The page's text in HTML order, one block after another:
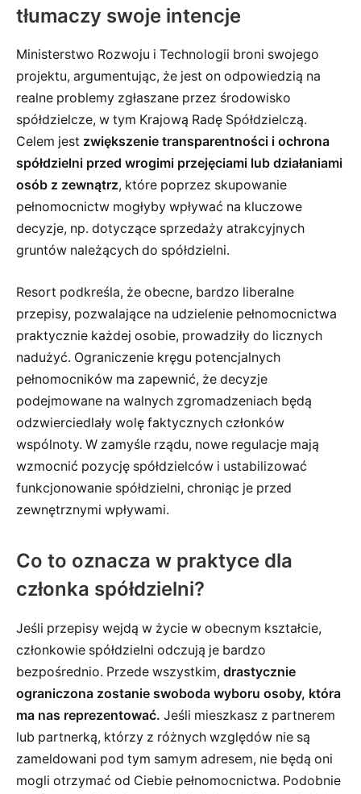
tłumaczy swoje intencje
Ministerstwo Rozwoju i Technologii broni swojego
projektu, argumentując, że jest on odpowiedzią na
realne problemy zgłaszane przez środowisko
spółdzielcze, w tym Krajową Radę Spółdzielczą.
Celem jest zwiększenie transparentności i ochrona
spółdzielni przed wrogimi przejęciami lub działaniami
osób z zewnątrz, które poprzez skupowanie
pełnomocnictw mogłyby wpływać na kluczowe
decyzje, np. dotyczące sprzedaży atrakcyjnych
gruntów należących do spółdzielni.
Resort podkreśla, że obecne, bardzo liberalne
przepisy, pozwalające na udzielenie pełnomocnictwa
praktycznie każdej osobie, prowadziły do licznych
nadużyć. Ograniczenie kręgu potencjalnych
pełnomocników ma zapewnić, że decyzje
podejmowane na walnych zgromadzeniach będą
odzwierciedlały wolę faktycznych członków
wspólnoty. W zamyśle rządu, nowe regulacje mają
wzmocnić pozycję spółdzielców i ustabilizować
funkcjonowanie spółdzielni, chroniąc je przed
zewnętrznymi wpływami.
Co to oznacza w praktyce dla
członka spółdzielni?
Jeśli przepisy wejdą w życie w obecnym kształcie,
członkowie spółdzielni odczują je bardzo
bezpośrednio. Przede wszystkim, drastycznie
ograniczona zostanie swoboda wyboru osoby, która
ma nas reprezentować. Jeśli mieszkasz z partnerem
lub partnerką, którzy z różnych względów nie są
zameldowani pod tym samym adresem, nie będą oni
mogli otrzymać od Ciebie pełnomocnictwa. Podobnie